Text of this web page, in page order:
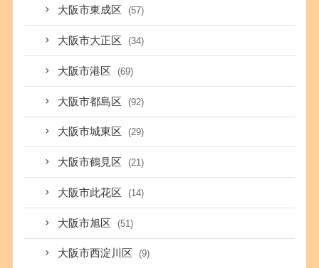
大阪市東成区 (57)
大阪市大正区 (34)
大阪市港区 (69)
大阪市都島区 (92)
大阪市城東区 (29)
大阪市鶴見区 (21)
大阪市此花区 (14)
大阪市旭区 (51)
大阪市西淀川区 (9)